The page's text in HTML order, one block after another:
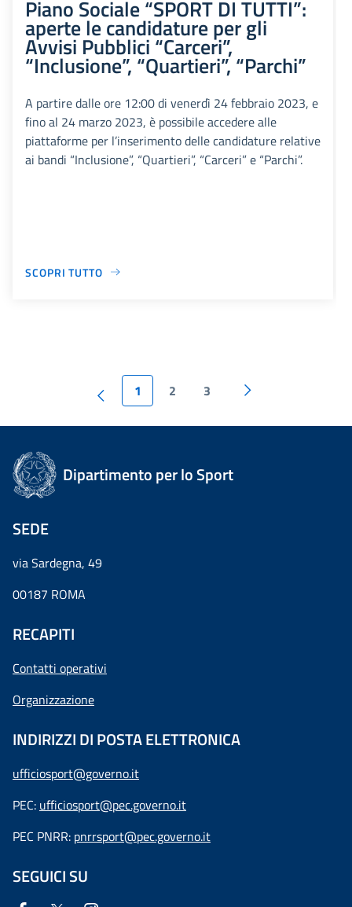
Piano Sociale “SPORT DI TUTTI”:
aperte le candidature per gli
Avvisi Pubblici “Carceri”,
“Inclusione”, “Quartieri”, “Parchi”
A partire dalle ore 12:00 di venerdì 24 febbraio 2023, e
fino al 24 marzo 2023, è possibile accedere alle
piattaforme per l’inserimento delle candidature relative
ai bandi “Inclusione”, “Quartieri”, “Carceri” e “Parchi”.
SCOPRI TUTTO
1 2 3
Dipartimento per lo Sport
SEDE
via Sardegna, 49
00187 ROMA
RECAPITI
Contatti operativi
Organizzazione
INDIRIZZI DI POSTA ELETTRONICA
ufficiosport@governo.it
PEC: ufficiosport@pec.governo.it
PEC PNRR: pnrrsport@pec.governo.it
SEGUICI SU